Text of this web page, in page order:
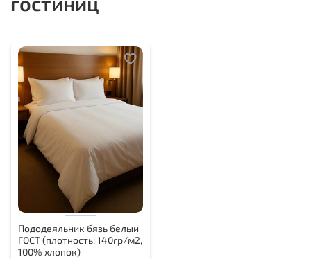
Пододеяльник бязь белый
ГОСТ (плотность: 140гр/м2,
100% хлопок)